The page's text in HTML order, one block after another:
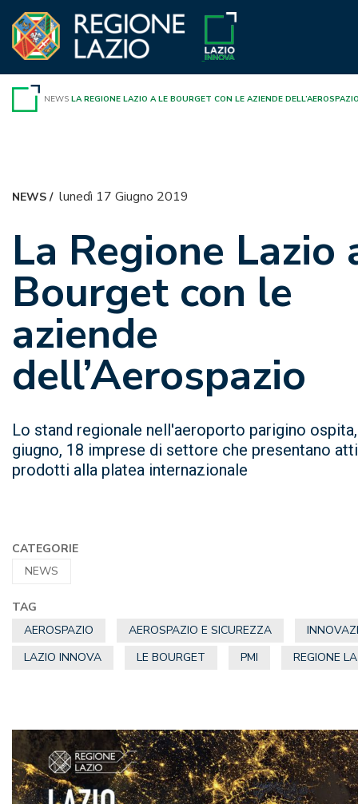
contenuto
NEWS LA REGIONE LAZIO A LE BOURGET CON LE AZIENDE
NEWS/ lunedì 17 Giugno 2019
La Regione Lazio
Bourget con le
aziende
dell’Aerospazio
Lo stand regionale nell'aeroporto parigino
giugno, 18 imprese di settore che presentano
prodotti alla platea internazionale
CATEGORIE
NEWS
TAG
AEROSPAZIO
AEROSPAZIO E SICUREZZA
LAZIO INNOVA
LE BOURGET PMI REGIONE